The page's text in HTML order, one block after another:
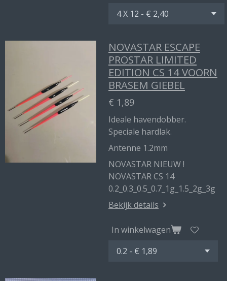
NOVASTAR ESCAPE
PROSTAR LIMITED
EDITION CS 14 VOORN
BRASEM GIEBEL
€ 1,89
Ideale havendobber.
Speciale hardlak.
Antenne 1.2mm
NOVASTAR NIEUW !
NOVASTAR CS 14
0.2_0.3_0.5_0.7_1g_1.5_2g_3g
Bekijk details
In winkelwagen